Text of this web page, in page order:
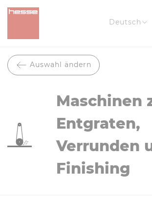
Deutsch
Auswahl ändern
Maschinen
Entgraten,
Verrunden
Finishing